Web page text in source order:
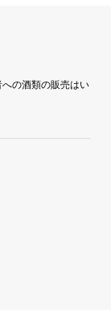
の酒類の販売はい